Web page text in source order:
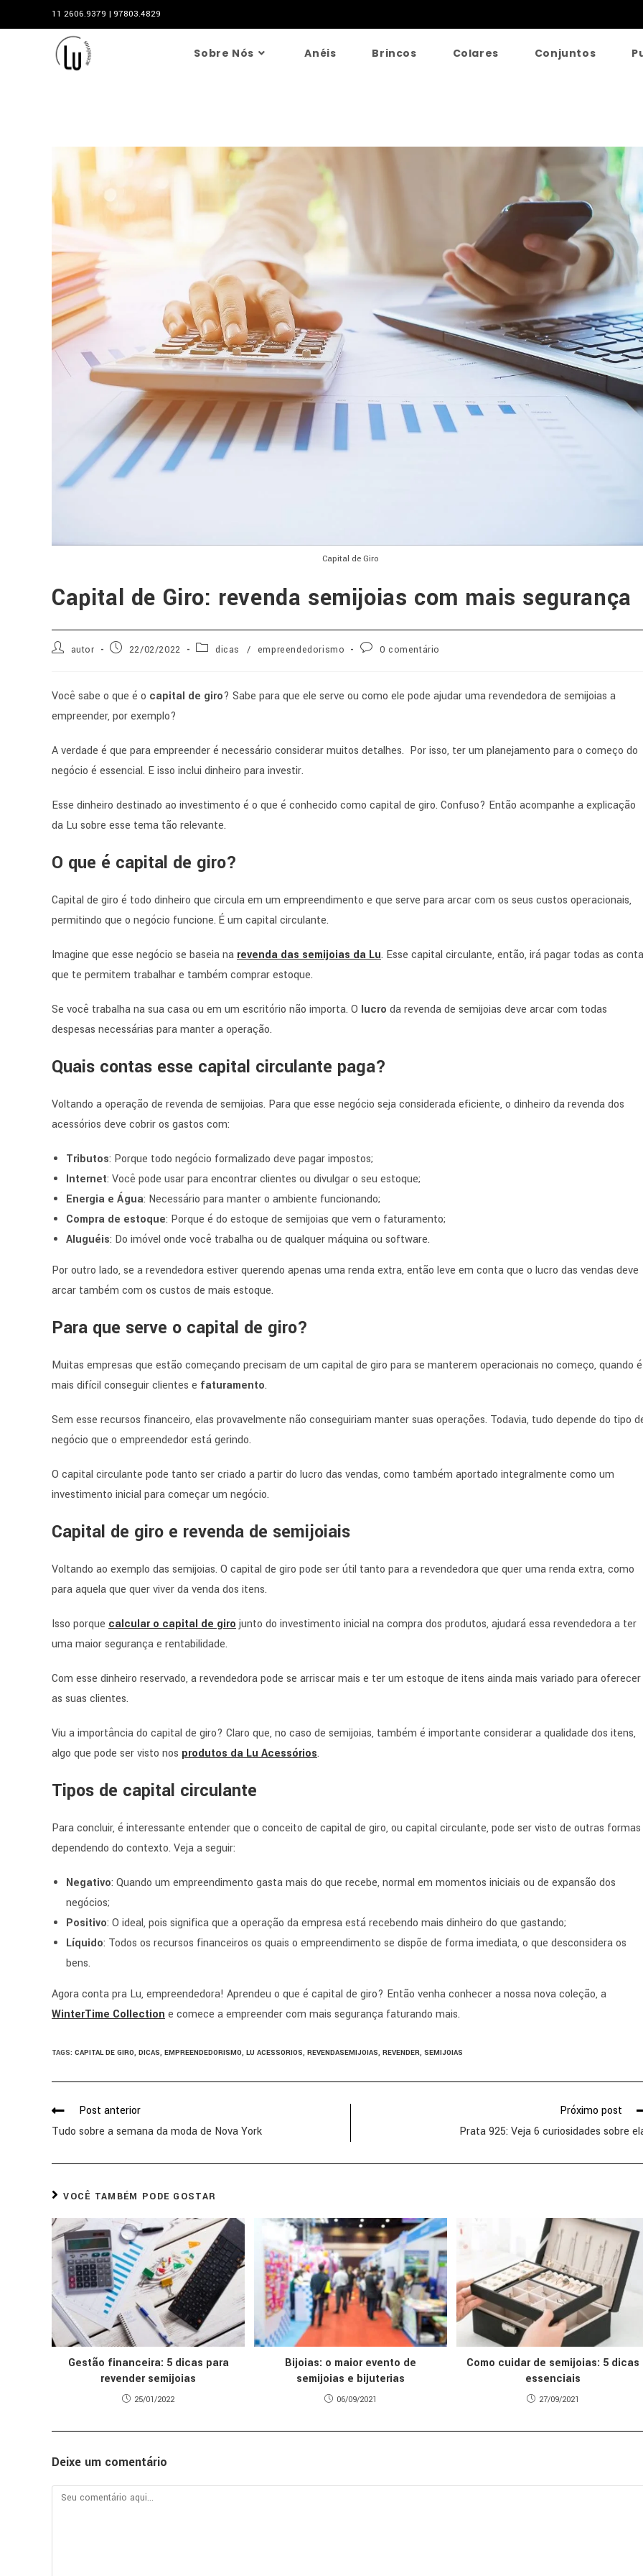
11 2606.9379 | 97803.4829
Sobre Nós Anéis Brincos Colares Conjuntos
Blog
Capital de Giro
Capital de Giro: revenda semijoias com mais segurança
autor 22/02/2022 dicas / empreendedorismo 0 comentário
Você sabe o que é o capital de giro? Sabe para que ele serve ou como ele pode ajudar uma revendedora de semijoias a
empreender, por exemplo?
A verdade é que para empreender é necessário considerar muitos detalhes. Por isso, ter um planejamento para o começo do
negócio é essencial. E isso inclui dinheiro para investir.
Esse dinheiro destinado ao investimento é o que é conhecido como capital de giro. Confuso? Então acompanhe a explicação
da Lu sobre esse tema tão relevante.
O que é capital de giro?
Capital de giro é todo dinheiro que circula em um empreendimento e que serve para arcar com os seus custos operacionais,
permitindo que o negócio funcione. É um capital circulante.
Imagine que esse negócio se baseia na revenda das semijoias da Lu. Esse capital circulante, então, irá pagar todas as
que te permitem trabalhar e também comprar estoque.
Se você trabalha na sua casa ou em um escritório não importa. O lucro da revenda de semijoias deve arcar com todas
despesas necessárias para manter a operação.
Quais contas esse capital circulante paga?
Voltando a operação de revenda de semijoias. Para que esse negócio seja considerada eficiente, o dinheiro da revenda dos
acessórios deve cobrir os gastos com:
Tributos: Porque todo negócio formalizado deve pagar impostos;
Internet: Você pode usar para encontrar clientes ou divulgar o seu estoque;
Energia e Água: Necessário para manter o ambiente funcionando;
Compra de estoque: Porque é do estoque de semijoias que vem o faturamento;
Aluguéis: Do imóvel onde você trabalha ou de qualquer máquina ou software.
Por outro lado, se a revendedora estiver querendo apenas uma renda extra, então leve em conta que o lucro das vendas deve
arcar também com os custos de mais estoque.
Para que serve o capital de giro?
Muitas empresas que estão começando precisam de um capital de giro para se manterem operacionais no começo, quando é
mais difícil conseguir clientes e faturamento.
Sem esse recursos financeiro, elas provavelmente não conseguiriam manter suas operações. Todavia, tudo depende do tipo
negócio que o empreendedor está gerindo.
O capital circulante pode tanto ser criado a partir do lucro das vendas, como também aportado integralmente como um
investimento inicial para começar um negócio.
Capital de giro e revenda de semijoiais
Voltando ao exemplo das semijoias. O capital de giro pode ser útil tanto para a revendedora que quer uma renda extra, como
para aquela que quer viver da venda dos itens.
Isso porque calcular o capital de giro junto do investimento inicial na compra dos produtos, ajudará essa revendedora a ter
uma maior segurança e rentabilidade.
Com esse dinheiro reservado, a revendedora pode se arriscar mais e ter um estoque de itens ainda mais variado para oferecer
as suas clientes.
Viu a importância do capital de giro? Claro que, no caso de semijoias, também é importante considerar a qualidade dos itens,
algo que pode ser visto nos produtos da Lu Acessórios.
Tipos de capital circulante
Para concluir, é interessante entender que o conceito de capital de giro, ou capital circulante, pode ser visto de outras formas
dependendo do contexto. Veja a seguir:
Negativo: Quando um empreendimento gasta mais do que recebe, normal em momentos iniciais ou de expansão dos
negócios;
Positivo: O ideal, pois significa que a operação da empresa está recebendo mais dinheiro do que gastando;
Líquido: Todos os recursos financeiros os quais o empreendimento se dispõe de forma imediata, o que desconsidera os
bens.
Agora conta pra Lu, empreendedora! Aprendeu o que é capital de giro? Então venha conhecer a nossa nova coleção, a
WinterTime Collection e comece a empreender com mais segurança faturando mais.
TAGS: CAPITAL DE GIRO, DICAS, EMPREENDEDORISMO, LU ACESSORIOS, REVENDASEMIJOIAS, REVENDER, SEMIJOIAS
Post anterior
Tudo sobre a semana da moda de Nova York
Próximo post
Prata 925: Veja 6 curiosidades sobre
VOCÊ TAMBÉM PODE GOSTAR
Gestão financeira: 5 dicas para
revender semijoias
25/01/2022
Bijoias: o maior evento de
semijoias e bijuterias
06/09/2021
Como cuidar de semijoias: 5 dicas
essenciais
27/09/2021
Deixe um comentário